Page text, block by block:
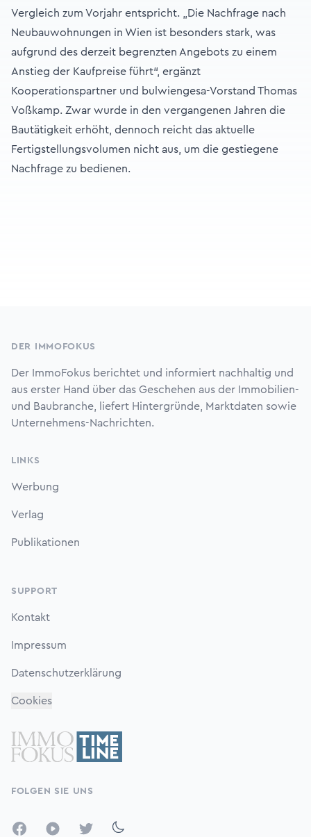
Vergleich zum Vorjahr entspricht. „Die Nachfrage nach
Neubauwohnungen in Wien ist besonders stark, was
aufgrund des derzeit begrenzten Angebots zu einem
Anstieg der Kaufpreise führt“, ergänzt
Kooperationspartner und bulwiengesa-Vorstand Thomas
Voßkamp. Zwar wurde in den vergangenen Jahren die
Bautätigkeit erhöht, dennoch reicht das aktuelle
Fertigstellungsvolumen nicht aus, um die gestiegene
Nachfrage zu bedienen.
DER IMMOFOKUS
Der ImmoFokus berichtet und informiert nachhaltig und
aus erster Hand über das Geschehen aus der Immobilien-
und Baubranche, liefert Hintergründe, Marktdaten sowie
Unternehmens-Nachrichten.
LINKS
Werbung
Verlag
Publikationen
SUPPORT
Kontakt
Impressum
Datenschutzerklärung
Cookies
FOLGEN SIE UNS
FacebookYouTubeTwitter